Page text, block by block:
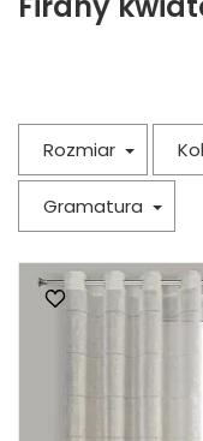
Rozmiar
Gramatura